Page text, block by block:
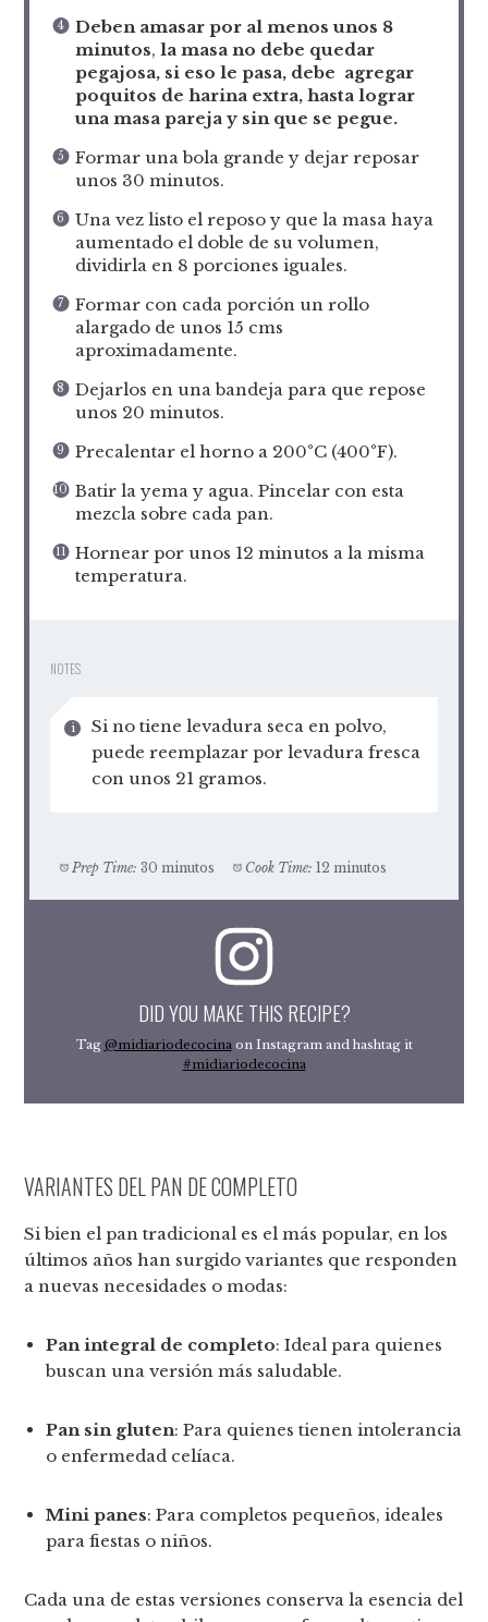
Deben amasar por al menos unos 8
minutos, la masa no debe quedar
pegajosa, si eso le pasa, debe agregar
poquitos de harina extra, hasta lograr
una masa pareja y sin que se pegue.
Formar una bola grande y dejar reposar
unos 30 minutos.
Una vez listo el reposo y que la masa haya
aumentado el doble de su volumen,
dividirla en 8 porciones iguales.
Formar con cada porción un rollo
alargado de unos 15 cms
aproximadamente.
Dejarlos en una bandeja para que repose
unos 20 minutos.
Precalentar el horno a 200°C (400°F).
Batir la yema y agua. Pincelar con esta
mezcla sobre cada pan.
Hornear por unos 12 minutos a la misma
temperatura.
NOTES
Si no tiene levadura seca en polvo,
puede reemplazar por levadura fresca
con unos 21 gramos.
Prep Time: 30 minutos Cook Time: 12 minutos
DID YOU MAKE THIS RECIPE?
Tag @midiariodecocinaon Instagram and hashtag it
#midiariodecocina
VARIANTES DEL PAN DE COMPLETO
Si bien el pan tradicional es el más popular, en los
últimos años han surgido variantes que responden
a nuevas necesidades o modas:
Pan integral de completo: Ideal para quienes
buscan una versión más saludable.
Pan sin gluten: Para quienes tienen intolerancia
o enfermedad celíaca.
Mini panes: Para completos pequeños, ideales
para fiestas o niños.
Cada una de estas versiones conserva la esencia del